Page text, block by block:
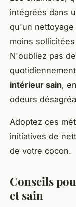
intégrées dans
qu'un
moins
N'oubliez pas
intérieur sain,
odeurs
Adoptez ces
initiatives de
de votre cocon.
Conseils
et sain